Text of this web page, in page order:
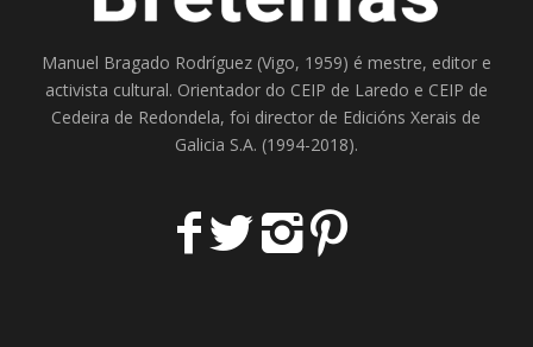
Manuel Bragado Rodríguez (Vigo, 1959) é mestre, editor e
activista cultural. Orientador do CEIP de Laredo e CEIP de
Cedeira de Redondela, foi director de Edicións Xerais de
Galicia S.A. (1994-2018).